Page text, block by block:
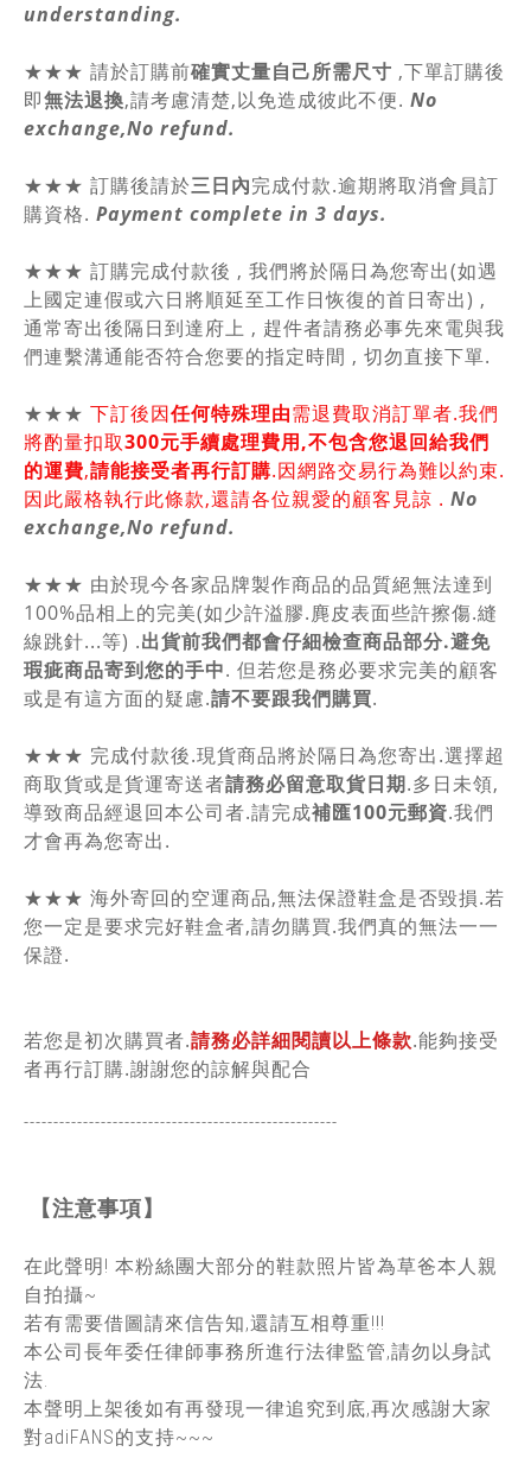
understanding.
★★★ 請於訂購前確實丈量自己所需尺寸 ,下單訂購後
即無法退換,請考慮清楚,以免造成彼此不便. No
exchange,No refund.
★★★ 訂購後請於三日內完成付款.逾期將取消會員訂
購資格. Payment complete in 3 days.
★★★ 訂購完成付款後 , 我們將於隔日為您寄出(如遇
上國定連假或六日將順延至工作日恢復的首日寄出) ,
通常寄出後隔日到達府上 , 趕件者請務必事先來電與我
們連繫溝通能否符合您要的指定時間 , 切勿直接下單.
★★★ 下訂後因任何特殊理由需退費取消訂單者.我們
將酌量扣取300元手續處理費用,不包含您退回給我們
的運費,請能接受者再行訂購.因網路交易行為難以約束.
因此嚴格執行此條款,還請各位親愛的顧客見諒 . No
exchange,No refund.
★★★ 由於現今各家品牌製作商品的品質絕無法達到
100%品相上的完美(如少許溢膠.麂皮表面些許擦傷.縫
線跳針...等) .出貨前我們都會仔細檢查商品部分.避免
瑕疵商品寄到您的手中. 但若您是務必要求完美的顧客
或是有這方面的疑慮.請不要跟我們購買.
★★★ 完成付款後.現貨商品將於隔日為您寄出.選擇超
商取貨或是貨運寄送者請務必留意取貨日期.多日未領,
導致商品經退回本公司者.請完成補匯100元郵資.我們
才會再為您寄出.
★★★ 海外寄回的空運商品,無法保證鞋盒是否毀損.若
您一定是要求完好鞋盒者,請勿購買.我們真的無法一一
保證.
若您是初次購買者.請務必詳細閱讀以上條款.能夠接受
者再行訂購.謝謝您的諒解與配合
-----------------------------------------------------
【注意事項】
在此聲明! 本粉絲團大部分的鞋款照片皆為草爸本人親
自拍攝~
若有需要借圖請來信告知,還請互相尊重!!!
本公司長年委任律師事務所進行法律監管,請勿以身試
法.
本聲明上架後如有再發現一律追究到底,再次感謝大家
對adiFANS的支持~~~